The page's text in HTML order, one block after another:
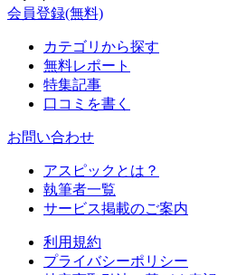
会員登録(無料)
カテゴリから探す
無料レポート
特集記事
口コミを書く
お問い合わせ
アスピックとは？
執筆者一覧
サービス掲載のご案内
利用規約
プライバシーポリシー